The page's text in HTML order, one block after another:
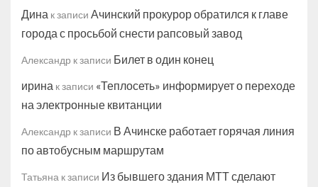
Дина к записи Ачинский прокурор обратился к главе
города с просьбой снести рапсовый завод
Александр к записи Билет в один конец
ирина к записи «Теплосеть» информирует о переходе
на электронные квитанции
Александр к записи В Ачинске работает горячая линия
по автобусным маршрутам
Татьяна к записи Из бывшего здания МТТ сделают